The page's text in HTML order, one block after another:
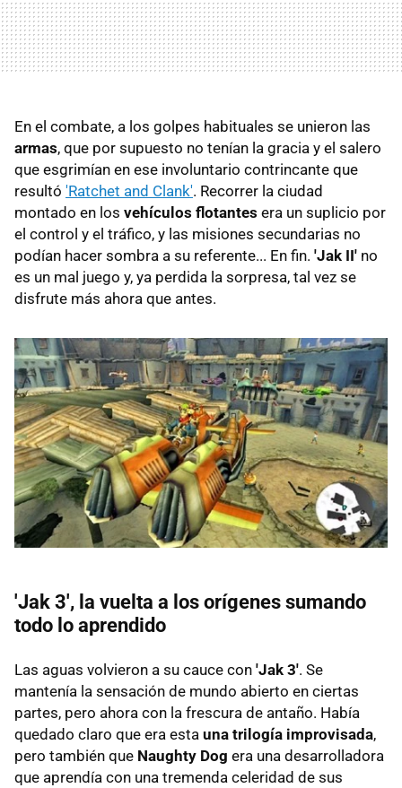
En el combate, a los golpes habituales se unieron las
armas, que por supuesto no tenían la gracia y el salero
que esgrimían en ese involuntario contrincante que
resultó 'Ratchet and Clank'. Recorrer la ciudad
montado en los vehículos flotantes era un suplicio por
el control y el tráfico, y las misiones secundarias no
podían hacer sombra a su referente... En fin. 'Jak II' no
es un mal juego y, ya perdida la sorpresa, tal vez se
disfrute más ahora que antes.
'Jak 3', la vuelta a los orígenes sumando
todo lo aprendido
Las aguas volvieron a su cauce con 'Jak 3'. Se
mantenía la sensación de mundo abierto en ciertas
partes, pero ahora con la frescura de antaño. Había
quedado claro que era esta una trilogía improvisada,
pero también que Naughty Dog era una desarrolladora
que aprendía con una tremenda celeridad de sus